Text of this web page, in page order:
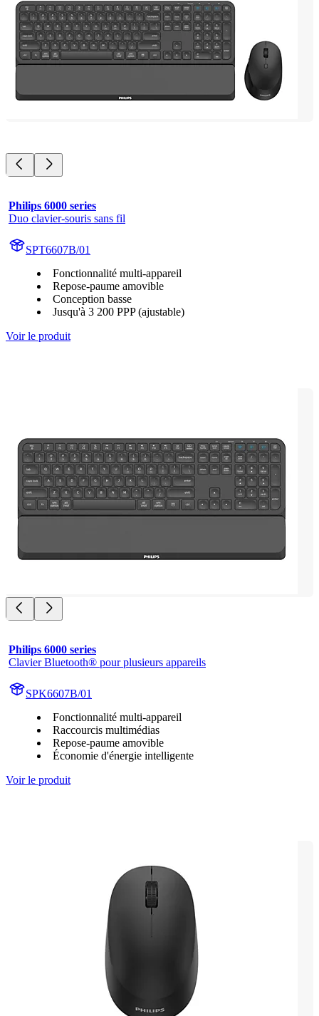
Philips 6000 series
Duo clavier-souris sans fil
SPT6607B/01
Fonctionnalité multi-appareil
Repose-paume amovible
Conception basse
Jusqu'à 3 200 PPP (ajustable)
Voir le produit
Philips 6000 series
Clavier Bluetooth® pour plusieurs appareils
SPK6607B/01
Fonctionnalité multi-appareil
Raccourcis multimédias
Repose-paume amovible
Économie d'énergie intelligente
Voir le produit